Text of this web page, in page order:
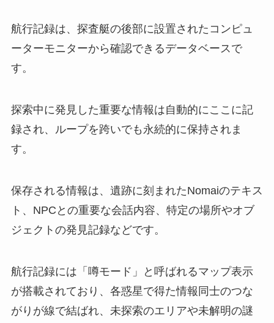
航行記録は、探査艇の後部に設置されたコンピュ
ーターモニターから確認できるデータベースで
す。
探索中に発見した重要な情報は自動的にここに記
録され、ループを跨いでも永続的に保持されま
す。
保存される情報は、遺跡に刻まれたNomaiのテキス
ト、NPCとの重要な会話内容、特定の場所やオブ
ジェクトの発見記録などです。
航行記録には「噂モード」と呼ばれるマップ表示
が搭載されており、各惑星で得た情報同士のつな
がりが線で結ばれ、未探索のエリアや未解明の謎